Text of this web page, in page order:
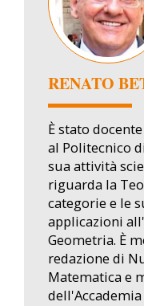
RENATO
È stato
al Politecnico
sua attività
riguarda la
categorie e le
applicazioni
Geometria. È
redazione di
Matematica e
dell'Accademia